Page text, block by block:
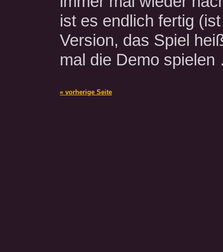
ist es endlich fertig
Version, das Spiel
mal die Demo
« vorherige Seite